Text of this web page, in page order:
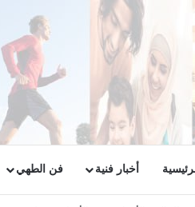
أخبار فنية فن الطهي